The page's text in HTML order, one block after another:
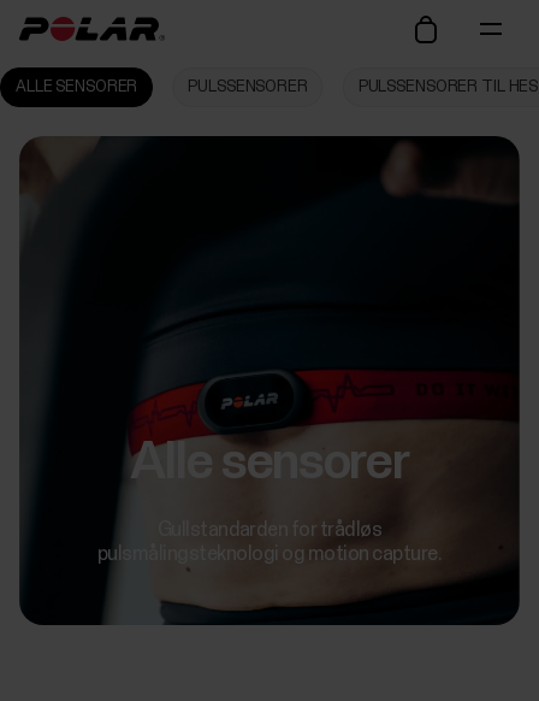
ALLE SENSORER PULSSENSORER PULSSENSORER TIL
Alle sensorer
Gullstandarden for trådløs
pulsmålingsteknologi og motion capture.